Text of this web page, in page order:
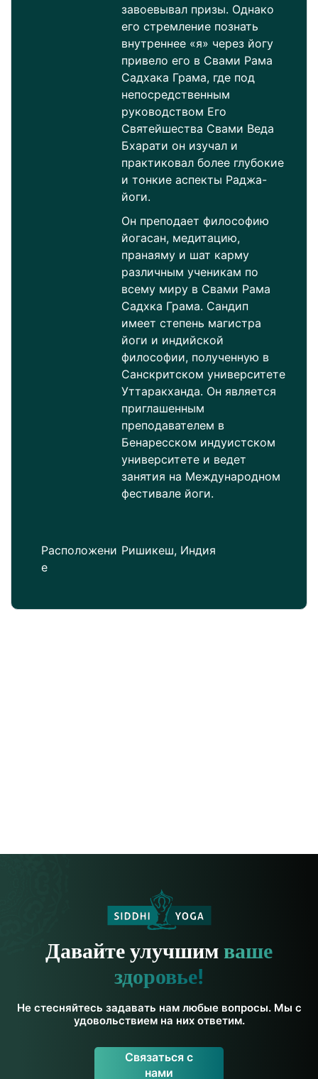
завоевывал призы. Однако
его стремление познать
внутреннее «я» через йогу
привело его в Свами Рама
Садхака Грама, где под
непосредственным
руководством Его
Святейшества Свами Веда
Бхарати он изучал и
практиковал более глубокие
и тонкие аспекты Раджа-
йоги.
Он преподает философию
йогасан, медитацию,
пранаяму и шат карму
различным ученикам по
всему миру в Свами Рама
Садхка Грама. Сандип
имеет степень магистра
йоги и индийской
философии, полученную в
Санскритском университете
Уттаракханда. Он является
приглашенным
преподавателем в
Бенаресском индуистском
университете и ведет
занятия на Международном
фестивале йоги.
Расположени
е
Ришикеш, Индия
Давайте улучшимваше
здоровье!
Не стесняйтесь задавать нам любые вопросы. Мы с
удовольствием на них ответим.
Связаться с
нами